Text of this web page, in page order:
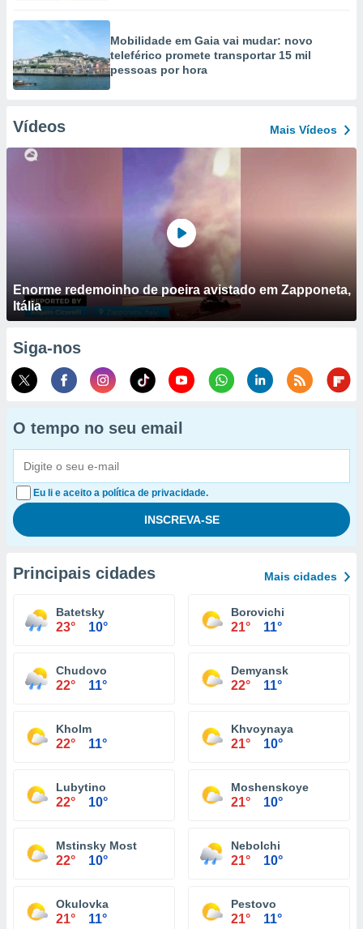
Mobilidade em Gaia vai mudar: novo
teleférico promete transportar 15 mil
pessoas por hora
Vídeos Mais Vídeos
Enorme redemoinho de poeira avistado em Zapponeta,
Itália
Siga-nos
O tempo no seu email
Eu li e aceito a política de privacidade.
Principais cidades Mais cidades
Batetsky
23° 10°
Borovichi
21° 11°
Chudovo
22° 11°
Demyansk
22° 11°
Kholm
22° 11°
Khvoynaya
21° 10°
Lubytino
22° 10°
Moshenskoye
21° 10°
Mstinsky Most
22° 10°
Nebolchi
21° 10°
Okulovka
21° 11°
Pestovo
21° 11°